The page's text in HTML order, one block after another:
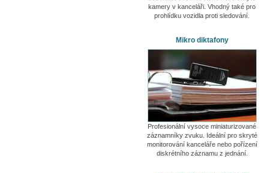
kamery v kanceláři. Vhodný také pro
prohlídku vozidla proti sledování.
Mikro diktafony
Profesionální vysoce miniaturizované
záznamníky zvuku. Ideální pro skryté
monitorování kanceláře nebo pořízení
diskrétního záznamu z jednání.